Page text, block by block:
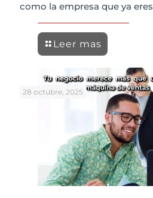
como la empresa que ya eres
Leer mas
28 octubre, 2025